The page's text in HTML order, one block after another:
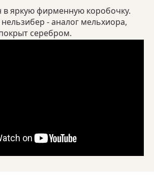
в яркую фирменную коробочку.
- аналог мельхиора,
серебром.